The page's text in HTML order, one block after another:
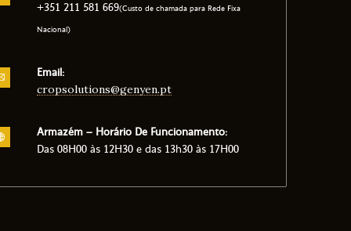
+351 211 581 669(Custo de chamada para Rede Fixa
Nacional)
Email:
cropsolutions@genyen.pt
Armazém – Horário De Funcionamento:
Das 08H00 às 12H30 e das 13h30 às 17H00